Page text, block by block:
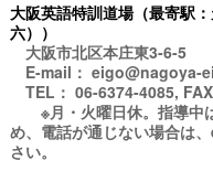
大阪英語特訓道場（最寄駅
六））
大阪市北区本庄東3-6-5
E-mail： eigo@nagoya-
TEL： 06-6374-4085,
※月・火曜日休。指導中
め、電話が通じない場合は
さい。